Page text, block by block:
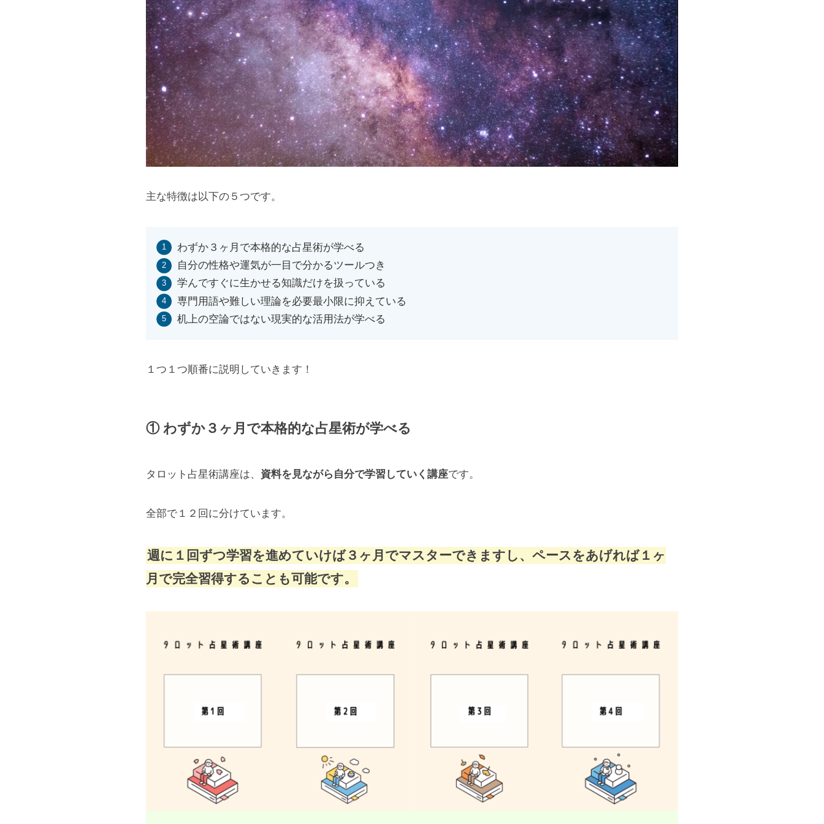
主な特徴は以下の５つです。
わずか３ヶ月で本格的な占星術が学べる
自分の性格や運気が一目で分かるツールつき
学んですぐに生かせる知識だけを扱っている
専門用語や難しい理論を必要最小限に抑えている
机上の空論ではない現実的な活用法が学べる
１つ１つ順番に説明していきます！
① わずか３ヶ月で本格的な占星術が学べる
タロット占星術講座は、 資料を見ながら自分で学習していく講座です。
全部で１２回に分けています。
週に１回ずつ学習を進めていけば３ヶ月でマスターできますし、ペースをあげれば１ヶ
月で完全習得することも可能です。